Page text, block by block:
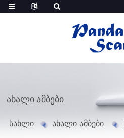
ᲐᲮᲐᲚᲘ ᲐᲛᲑᲔᲑᲘ
სახლი ახალი ამბები